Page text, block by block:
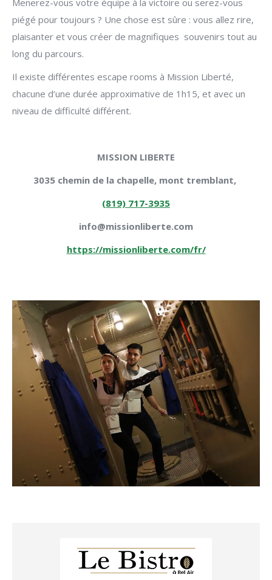
Menerez-vous votre équipe à la victoire ou serez-vous
piégé pour toujours ? Une chose est sûre : vous allez rire,
plaisanter et vous créer de magnifiques souvenirs tout au
long du parcours.
Il existe différentes escape rooms à Mission Liberté,
chacune d’une durée approximative de 1h15, et avec un
niveau de difficulté différent.
MISSION LIBERTE
3035 chemin de la chapelle, mont tremblant,
(819) 717-3935
info@missionliberte.com
https://missionliberte.com/fr/